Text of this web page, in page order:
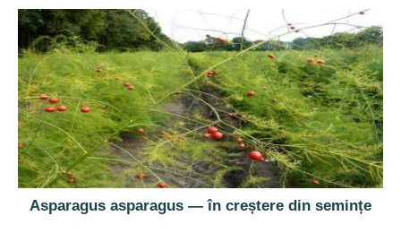
Asparagus asparagus — în creștere din semințe